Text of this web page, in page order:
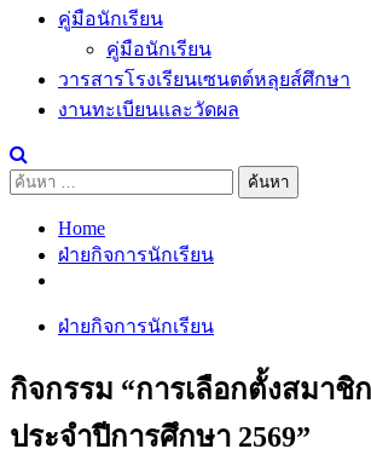
คู่มือนักเรียน
คู่มือนักเรียน
วารสารโรงเรียนเซนตต์หลุยส์ศึกษา
งานทะเบียนและวัดผล
ค้นหา
Home
ฝ่ายกิจการนักเรียน
ฝ่ายกิจการนักเรียน
กิจกรรม “การเลือกตั้งสมาชิ
ประจำปีการศึกษา 2569”